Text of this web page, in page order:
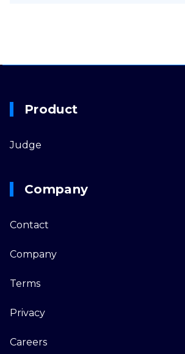
Product
Judge
Company
Contact
Company
Terms
Privacy
Careers